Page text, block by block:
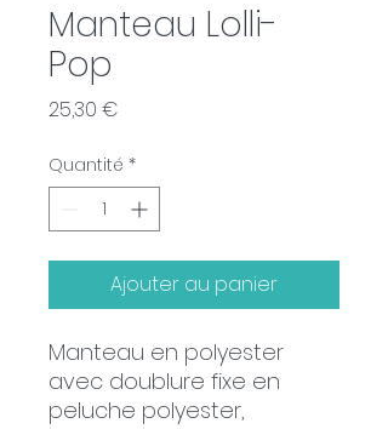
Manteau Lolli-
Pop
25,30 €
Quantité *
Ajouter au panier
Manteau en polyester
avec doublure fixe en
peluche polyester,